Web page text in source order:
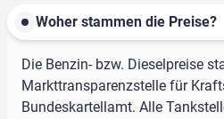
Woher stammen die Preise?
Die Benzin- bzw. Dieselpreise
Markttransparenzstelle für
Bundeskartellamt. Alle